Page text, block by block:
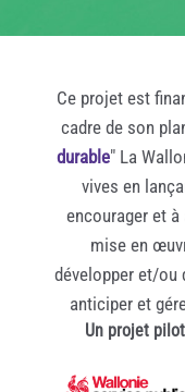
Ce projet est
cadre de son
durable" La
vives en
encourager et
mise en
développer et/ou
anticiper et
Un projet